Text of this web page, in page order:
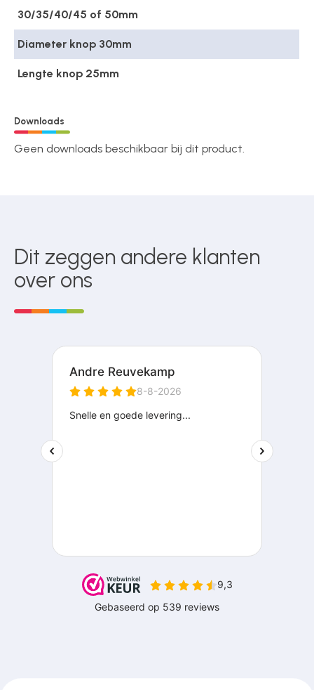
30/35/40/45 of 50mm
Diameter knop 30mm
Lengte knop 25mm
Downloads
Geen downloads beschikbaar bij dit product.
Dit zeggen andere klanten
over ons